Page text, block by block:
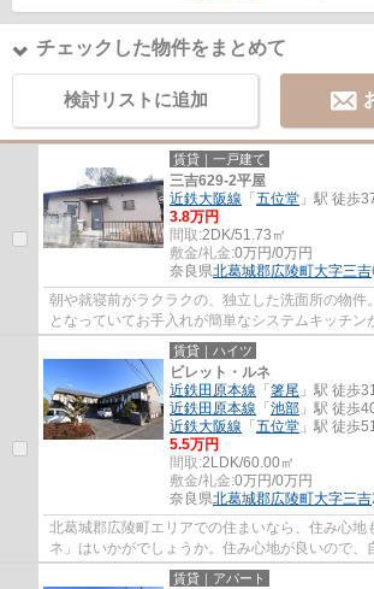
チェックした物件をまとめて
検討リストに追加
賃貸｜一戸建て
三吉629-2平屋
近鉄大阪線 「 五位堂 」駅 徒歩
3.8万円
間取:2DK/51.73㎡
敷金/礼金:0万円/0万円
奈良県北葛城郡広陵町大字三吉
朝や就寝前がラクラクの、独立した洗面所の物件
となっていてお手入れが簡単なシステムキッチン
を感じやすい南向きの空間です。2DKは家族...
賃貸｜ハイツ
ビレット・ルネ
近鉄田原本線 「 箸尾 」駅 徒歩
近鉄田原本線 「 池部 」駅 徒歩
近鉄大阪線 「 五位堂 」駅 徒歩
5.5万円
間取:2LDK/60.00㎡
敷金/礼金:0万円/0万円
奈良県北葛城郡広陵町大字三吉
北葛城郡広陵町エリアでの住まいなら、住み心地
ネ」はいかがでしょうか。住み心地が良いので、
物件。ファミリーの方にも好評を得ていま...
賃貸｜アパート